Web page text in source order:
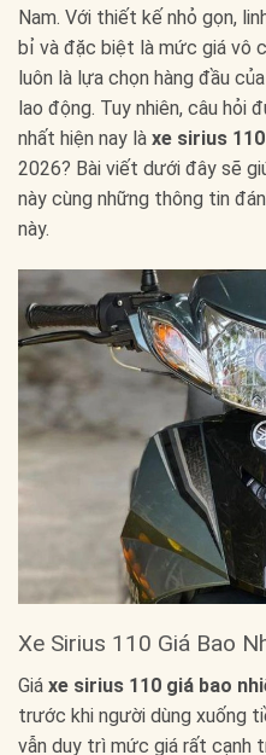
Nam. Với thiết kế nhỏ gọn,
bỉ và đặc biệt là mức giá vô
luôn là lựa chọn hàng đầu
lao động. Tuy nhiên, câu hỏi
nhất hiện nay là xe sirius
2026? Bài viết dưới đây sẽ
này cùng những thông tin
này.
Xe Sirius 110 Giá Bao
Giá xe sirius 110 giá bao
trước khi người dùng xuống
vẫn duy trì mức giá rất cạnh